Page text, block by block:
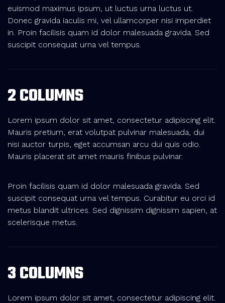
euismod maximus ipsum, ut luctus urna luctus ut.
Donec gravida iaculis mi, vel ullamcorper nisi imperdiet
in. Proin facilisis quam id dolor malesuada gravida. Sed
suscipit consequat urna vel tempus.
2 COLUMNS
Lorem ipsum dolor sit amet, consectetur adipiscing elit.
Mauris pretium, erat volutpat pulvinar malesuada, dui
nisi auctor turpis, eget accumsan arcu dui quis odio.
Mauris placerat sit amet mauris finibus pulvinar.
Proin facilisis quam id dolor malesuada gravida. Sed
suscipit consequat urna vel tempus. Curabitur eu orci id
metus blandit ultrices. Sed dignissim dignissim sapien, at
scelerisque metus.
3 COLUMNS
Lorem ipsum dolor sit amet, consectetur adipiscing elit.